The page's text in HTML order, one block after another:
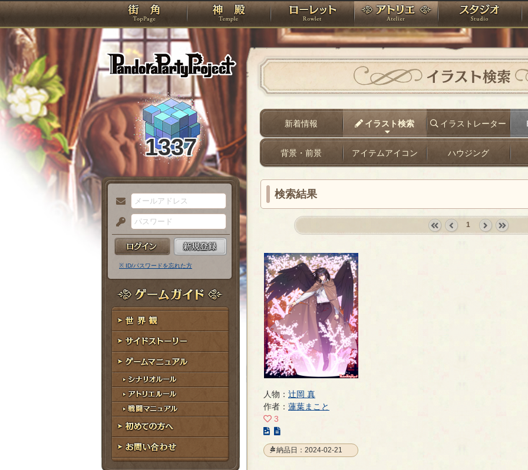
PandoraPartyProject
TOP 神殿 ローレット アトリエ
1337
メ
ー
ル
ア
ド
レ
ス
パ
ス
ー
ド
※ ID/パスワードを忘れた方
ゲームガイド
世界観
サイドストーリー
ゲームマニュアル
シナリオルール
アトリエルール
戦闘マニュアル
初めての方へ
お問い合わせ
イラスト検索
新着情報 イラスト検索 イラストレーター
背景・前景 アイテムアイコン ハウジング
検索結果
1
人物： 辻岡 真
作者： 蓮葉まこと
3
の
イ
納品日：2024-02-21